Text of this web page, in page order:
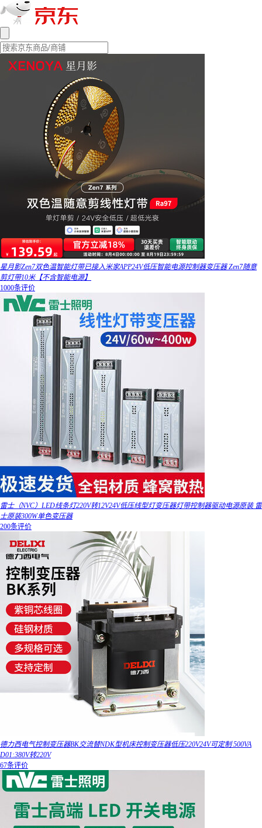
星月影Zen7双色温智能灯带已接入米家APP24V低压智能电源控制器变压器 Zen7随意
剪灯带10米【不含智能电源】
1000条评价
雷士（NVC）LED线条灯220V转12V24V低压线型灯变压器灯带控制器驱动电源原装 雷
士原装300W单色变压器
200条评价
德力西电气控制变压器BK交流替NDK型机床控制变压器低压220V24V可定制 500VA
D01:380V转220V
67条评价